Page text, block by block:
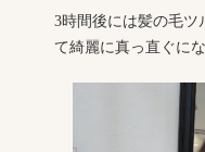
3時間後には髪の毛ツ
て綺麗に真っ直ぐにな